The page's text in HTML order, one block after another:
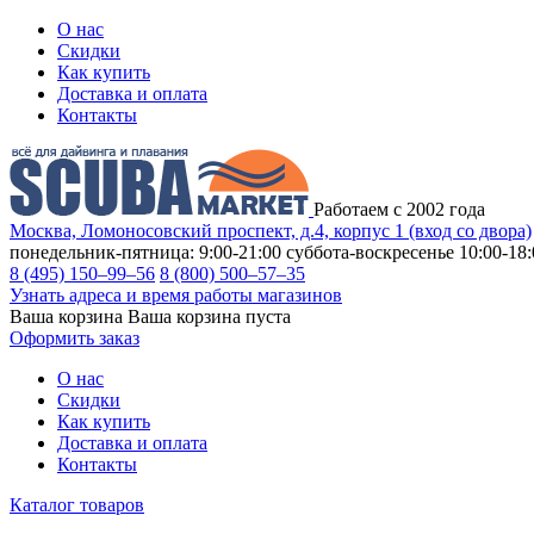
О нас
Скидки
Как купить
Доставка и оплата
Контакты
Работаем с 2002 года
Москва, Ломоносовский проспект, д.4, корпус 1 (вход со двора)
понедельник-пятница: 9:00-21:00 суббота-воскресенье 10:00-
8 (495) 150–99–56 8 (800) 500–57–35
Узнать адреса и время работы магазинов
Ваша корзина Ваша корзина пуста
Оформить заказ
О нас
Скидки
Как купить
Доставка и оплата
Контакты
Каталог товаров